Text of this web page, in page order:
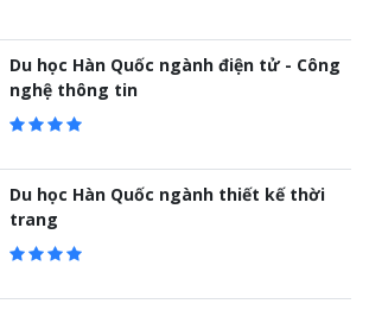
Du học Hàn Quốc ngành điện tử - Công
nghệ thông tin
Du học Hàn Quốc ngành thiết kế thời
trang